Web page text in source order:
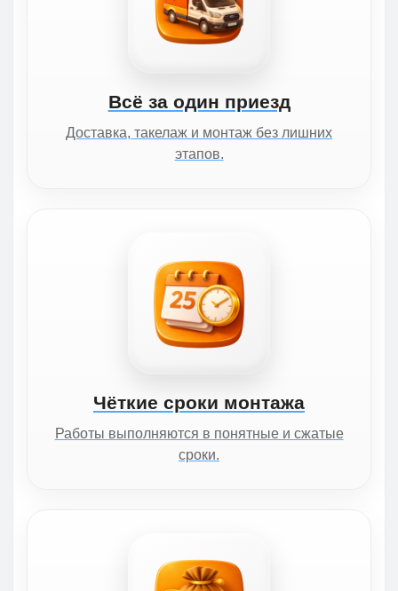
Всё за один приезд
Доставка, такелаж и монтаж без лишних
этапов.
Чёткие сроки монтажа
Работы выполняются в понятные и сжатые
сроки.